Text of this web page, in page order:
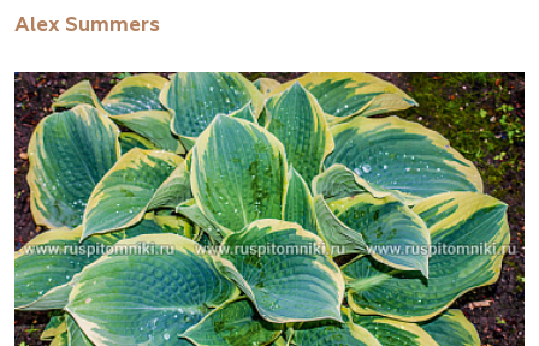
Alex Summers